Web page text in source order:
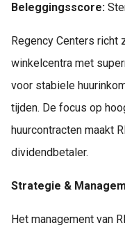
Beleggingsscore:
Regency Centers
winkelcentra met
voor stabiele
tijden. De focus op
huurcontracten maakt
dividendbetaler.
Strategie &
Het management van